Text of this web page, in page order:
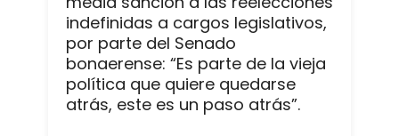
indefinidas a cargos legislativos,
por parte del Senado
bonaerense: “Es parte de la vieja
política que quiere quedarse
atrás, este es un paso atrás”.